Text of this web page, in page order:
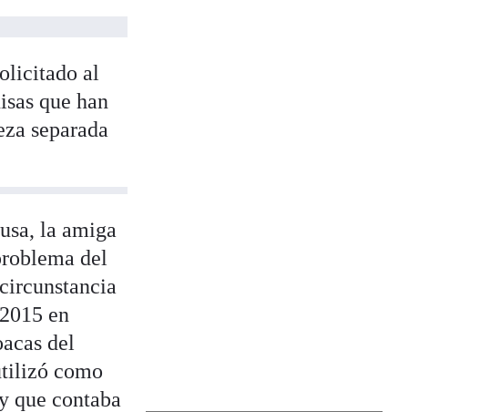
al
que han
separada
la amiga
del
en
del
como
que contaba